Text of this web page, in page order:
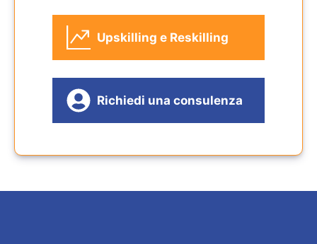
Upskilling e Reskilling
Richiedi una consulenza